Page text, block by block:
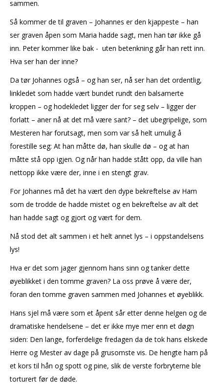
sammen.
Så kommer de til graven – Johannes er den kjappeste – han
ser graven åpen som Maria hadde sagt, men han tør ikke gå
inn. Peter kommer like bak - uten betenkning går han rett inn.
Hva ser han der inne?
Da tør Johannes også – og han ser, nå ser han det ordentlig,
linkledet som hadde vært bundet rundt den balsamerte
kroppen – og hodekledet ligger der for seg selv – ligger der
forlatt – aner nå at det må være sant? – det ubegripelige, som
Mesteren har forutsagt, men som var så helt umulig å
forestille seg: At han måtte dø, han skulle dø – og at han
måtte stå opp igjen. Og når han hadde stått opp, da ville han
nettopp ikke være der, inne i en stengt grav.
For Johannes må det ha vært den dype bekreftelse av Ham
som de trodde de hadde mistet og en bekreftelse av alt det
han hadde sagt og gjort og vært for dem.
Nå stod det alt sammen i et helt annet lys – i oppstandelsens
lys!
Hva er det som jager gjennom hans sinn og tanker dette
øyeblikket i den tomme graven? La oss prøve å være der,
foran den tomme graven sammen med Johannes et øyeblikk.
Hans sjel må være som et åpent sår etter denne helgen og de
dramatiske hendelsene – det er ikke mye mer enn et døgn
siden: Den lange, forferdelige fredagen da de tok hans elskede
Herre og Mester av dage på grusomste vis. De hengte ham på
et kors til hån og spott og pine, slik de verste forbryterne ble
torturert før de døde.